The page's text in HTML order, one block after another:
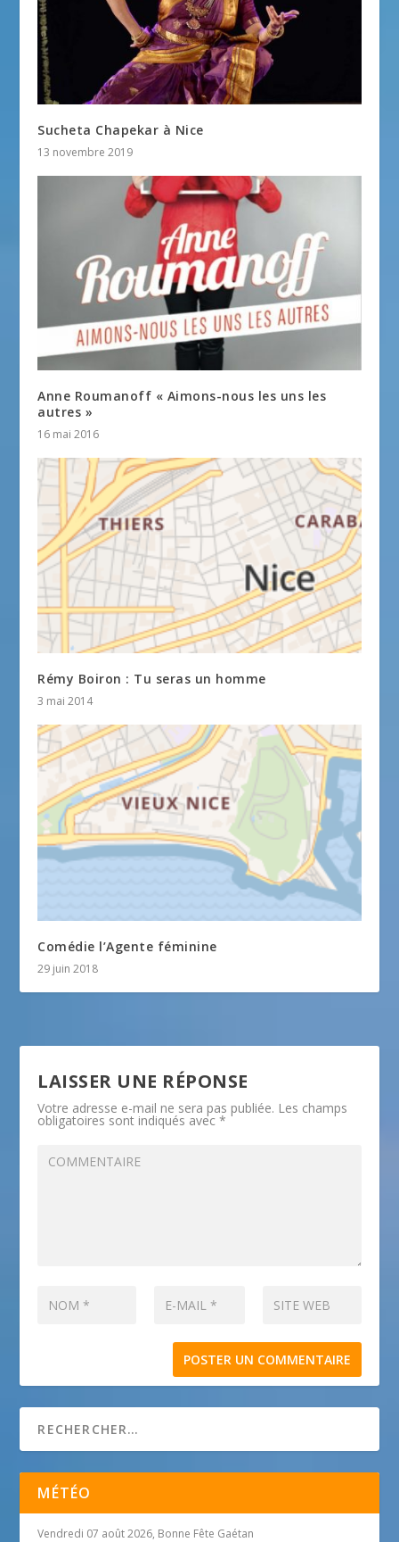
Sucheta Chapekar à Nice
13 novembre 2019
Anne Roumanoff « Aimons-nous les uns les
autres »
16 mai 2016
Rémy Boiron : Tu seras un homme
3 mai 2014
Comédie l’Agente féminine
29 juin 2018
LAISSER UNE RÉPONSE
Votre adresse e-mail ne sera pas publiée. Les champs
obligatoires sont indiqués avec*
MÉTÉO
Vendredi 07 août 2026, Bonne Fête Gaétan